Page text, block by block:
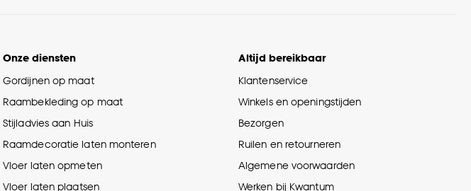
1.15 Kg
Onze diensten
Gordijnen op maat
Raambekleding op maat
Stijladvies aan Huis
Raamdecoratie laten monteren
Vloer laten opmeten
Vloer laten plaatsen
Altijd bereikbaar
Klantenservice
Winkels en openingstijden
Bezorgen
Ruilen en retourneren
Algemene voorwaarden
Werken bij Kwantum